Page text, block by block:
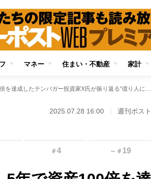
マネー 住まい・不動産 家計
【561万円が6億円超に】5年で資産100倍を達成したテンバガー投資家X氏が振り返る“億り人になれた転機”「2020年からパフォーマンスが大きく向上しました」
2025.07.28 16:00 週刊ポスト
＃4 ～ ＃ 19